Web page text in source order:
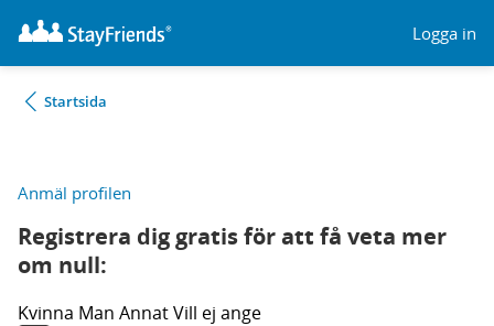
Logga in
Startsida
Anmäl profilen
Registrera dig gratis för att få veta mer
om null:
Kvinna Man AnnatVill ej ange